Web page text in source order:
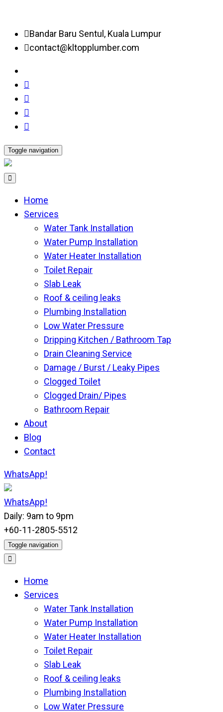
Bandar Baru Sentul, Kuala Lumpur
contact@kltopplumber.com
Toggle navigation
Home
Services
Water Tank Installation
Water Pump Installation
Water Heater Installation
Toilet Repair
Slab Leak
Roof & ceiling leaks
Plumbing Installation
Low Water Pressure
Dripping Kitchen / Bathroom Tap
Drain Cleaning Service
Damage / Burst / Leaky Pipes
Clogged Toilet
Clogged Drain/ Pipes
Bathroom Repair
About
Blog
Contact
WhatsApp!
WhatsApp!
Daily: 9am to 9pm
+60-11-2805-5512
Toggle navigation
Home
Services
Water Tank Installation
Water Pump Installation
Water Heater Installation
Toilet Repair
Slab Leak
Roof & ceiling leaks
Plumbing Installation
Low Water Pressure